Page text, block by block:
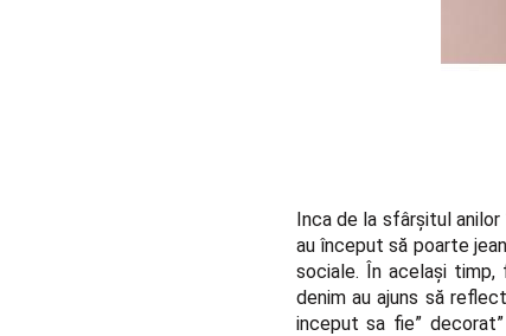
Inca de la sfârșitul
au început să poarte
sociale. În același timp,
denim au ajuns să
inceput sa fie”